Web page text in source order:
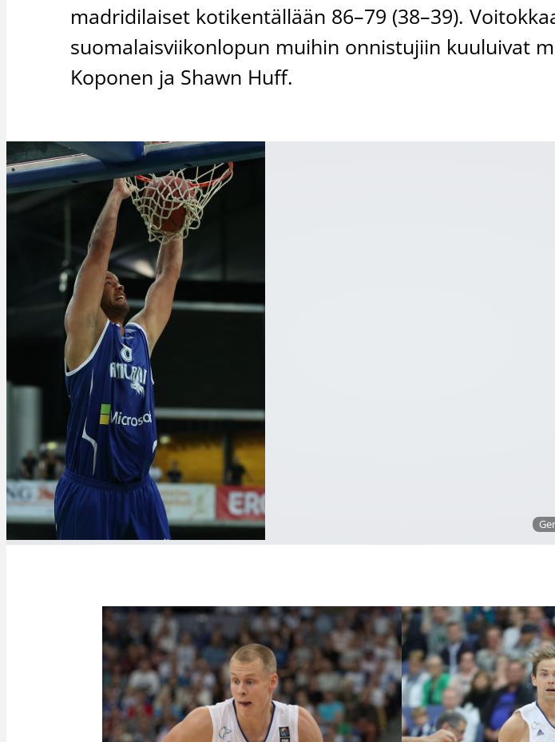
madridilaiset kotikentällään 86–79 (38–39).
suomalaisviikonlopun muihin onnistujiin kuuluivat
Koponen ja Shawn Huff.